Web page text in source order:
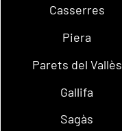
Casserres
Piera
Parets del Vallès
Gallifa
Sagàs